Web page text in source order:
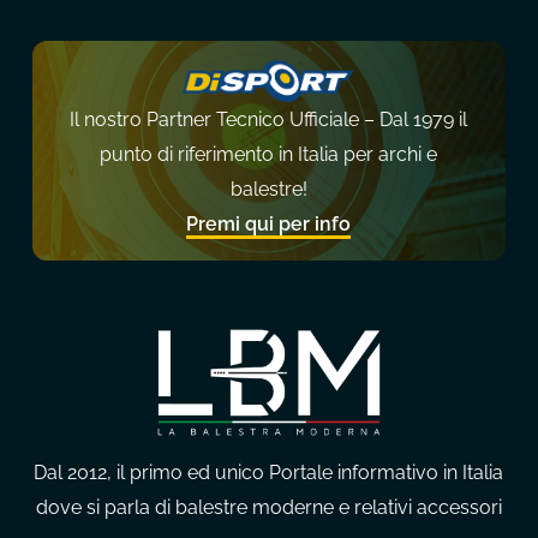
Il nostro Partner Tecnico Ufficiale – Dal 1979 il
punto di riferimento in Italia per archi e
balestre!
Premi qui per info
Dal 2012, il primo ed unico Portale informativo in Italia
dove si parla di balestre moderne e relativi accessori